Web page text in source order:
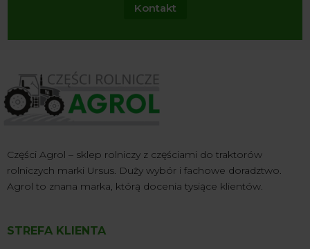
Kontakt
Części Agrol – sklep rolniczy z częściami do traktorów
rolniczych marki Ursus. Duży wybór i fachowe doradztwo.
Agrol to znana marka, którą docenia tysiące klientów.
STREFA KLIENTA